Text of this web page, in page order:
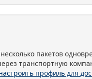
пакетов
транспортную
профиль для